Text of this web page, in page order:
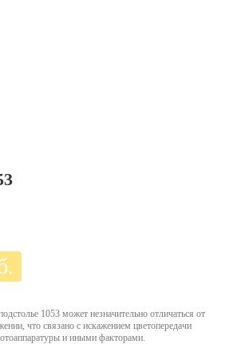
1053 может незначительно отличаться от
что связано с искажением цветопередачи
и иными факторами.